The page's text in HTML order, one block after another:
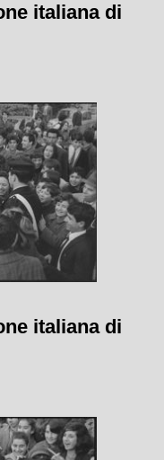
italiana di
italiana di